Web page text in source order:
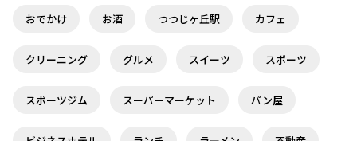
おでかけ お酒 つつじヶ丘駅 カフェ
クリーニング グルメ スイーツ スポーツ
スポーツジム スーパーマーケット パン屋